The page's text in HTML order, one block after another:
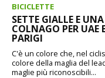
BICICLETTE
SETTE GIALLE E
COLNAGO PER
PARIGI
C'è un colore che, nel
colore della maglia del
maglie più riconoscibili...